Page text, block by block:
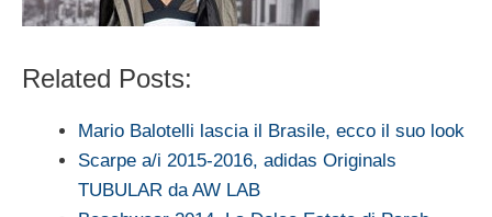
Related Posts:
Mario Balotelli lascia il Brasile, ecco il suo look
Scarpe a/i 2015-2016, adidas Originals
TUBULAR da AW LAB